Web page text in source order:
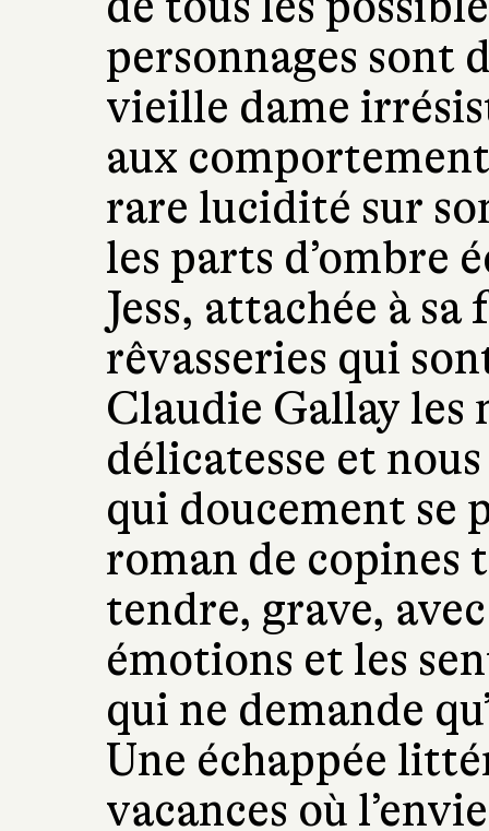
personnages sont
vieille dame
aux
rare lucidité sur
les parts d’ombre
Jess, attachée à
rêvasseries qui
Claudie Gallay les
délicatesse et
qui doucement se
roman de copines
tendre, grave,
émotions et les
qui ne demande
Une échappée
vacances où